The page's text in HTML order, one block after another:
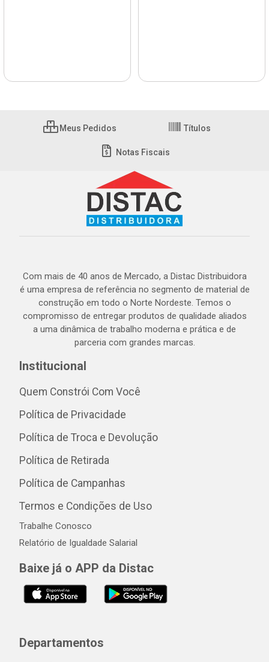
Meus Pedidos Títulos
Notas Fiscais
Com mais de 40 anos de Mercado, a Distac Distribuidora
é uma empresa de referência no segmento de material de
construção em todo o Norte Nordeste. Temos o
compromisso de entregar produtos de qualidade aliados
a uma dinâmica de trabalho moderna e prática e de
parceria com grandes marcas.
Institucional
Quem Constrói Com Você
Política de Privacidade
Política de Troca e Devolução
Política de Retirada
Política de Campanhas
Termos e Condições de Uso
Trabalhe Conosco
Relatório de Igualdade Salarial
Baixe já o APP da Distac
Departamentos